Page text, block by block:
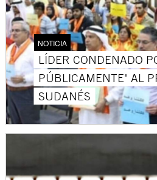
NOTICIA
LÍDER CONDENADO
PÚBLICAMENTE" AL
SUDANÉS